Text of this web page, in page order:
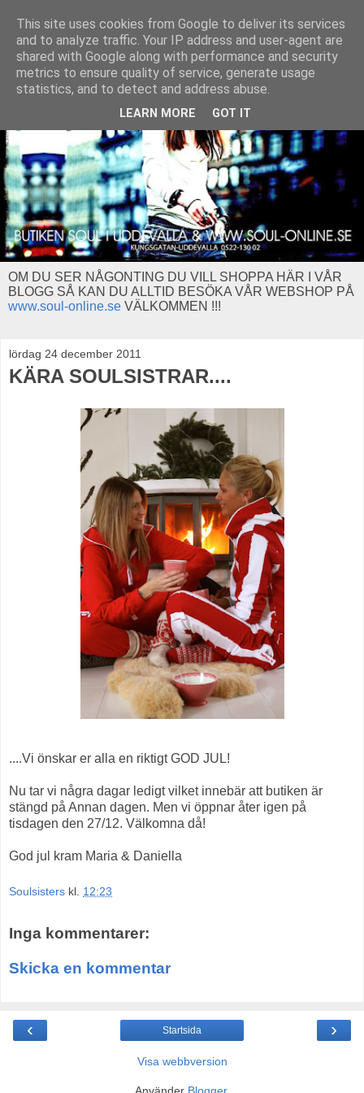
OM DU SER NÅGONTING DU VILL SHOPPA HÄR I VÅR
BLOGG SÅ KAN DU ALLTID BESÖKA VÅR WEBSHOP PÅ
www.soul-online.se VÄLKOMMEN !!!
lördag 24 december 2011
KÄRA SOULSISTRAR....
....Vi önskar er alla en riktigt GOD JUL!
Nu tar vi några dagar ledigt vilket innebär att butiken är
stängd på Annan dagen. Men vi öppnar åter igen på
tisdagen den 27/12. Välkomna då!
God jul kram Maria & Daniella
Soulsisters kl. 12:23
Inga kommentarer:
Skicka en kommentar
‹ ›
Startsida
Visa webbversion
Använder Blogger.
This site uses cookies from Google to deliver its services
and to analyze traffic. Your IP address and user-agent are
shared with Google along with performance and security
metrics to ensure quality of service, generate usage
statistics, and to detect and address abuse.
LEARN MORE GOT IT